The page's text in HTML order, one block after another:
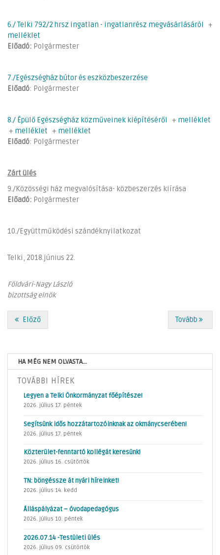
6./ Telki 792/2 hrsz ingatlan - ingatlanrész megvásárlásáról
+
melléklet
Előadó: Polgármester
7./Egészségház bútor és eszközbeszerzése
Előadó: Polgármester
8./ Épülő Egészségház közműveinek kiépítéséről + melléklet
+ melléklet + melléklet
Előadó: Polgármester
Zárt ülés
9./Közösségi ház megvalósítása- közbeszerzés kiírása
Előadó: Polgármester
10./Együttműködési szándéknyilatkozat
Telki, 2018.június 22.
Földvári-Nagy László
bizottság elnök
Előző Tovább
HA MÉG NEM OLVASTA...
TOVÁBBI HÍREK
Legyen a Telki Önkormányzat főépítésze!
2026. július 17. péntek
Segítsünk idős hozzátartozóinknak az okmánycserében!
2026. július 17. péntek
Közterület-fenntartó kollégát keresünk!
2026. július 16. csütörtök
TN: böngéssze át nyári híreinket!
2026. július 14. kedd
Álláspályázat – óvodapedagógus
2026. július 10. péntek
2026.07.14 -Testületi ülés
2026. július 09. csütörtök